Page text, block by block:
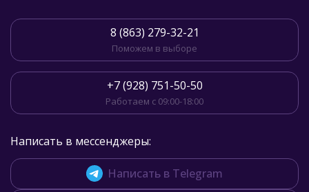
8 (863) 279-32-21
Поможем в выборе
+7 (928) 751-50-50
Работаем с 09:00-18:00
Написать в мессенджеры:
Написать в Telegram